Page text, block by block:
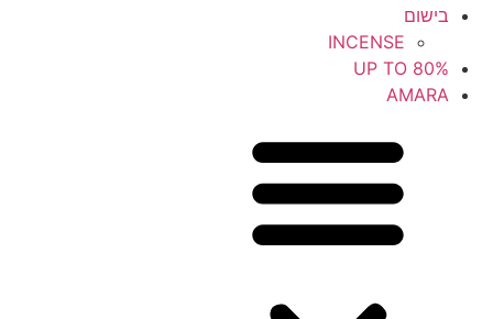
בישום
INCENSE
UP TO 80%
AMARA